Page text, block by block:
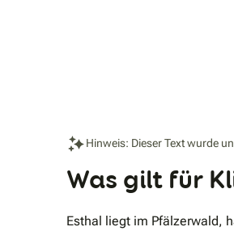
Hinweis: Dieser Text wurde
Was gilt für
Esthal liegt im Pfälzerwald,